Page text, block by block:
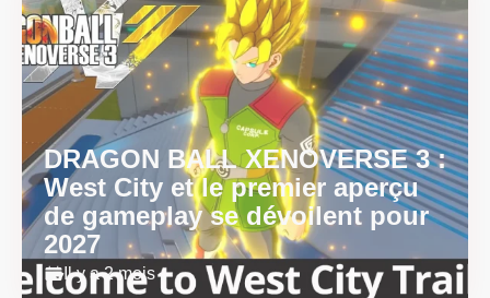
DRAGON BALL XENOVERSE 3 :
West City et le premier aperçu
de gameplay se dévoilent pour
2027
Il y a 2 mois